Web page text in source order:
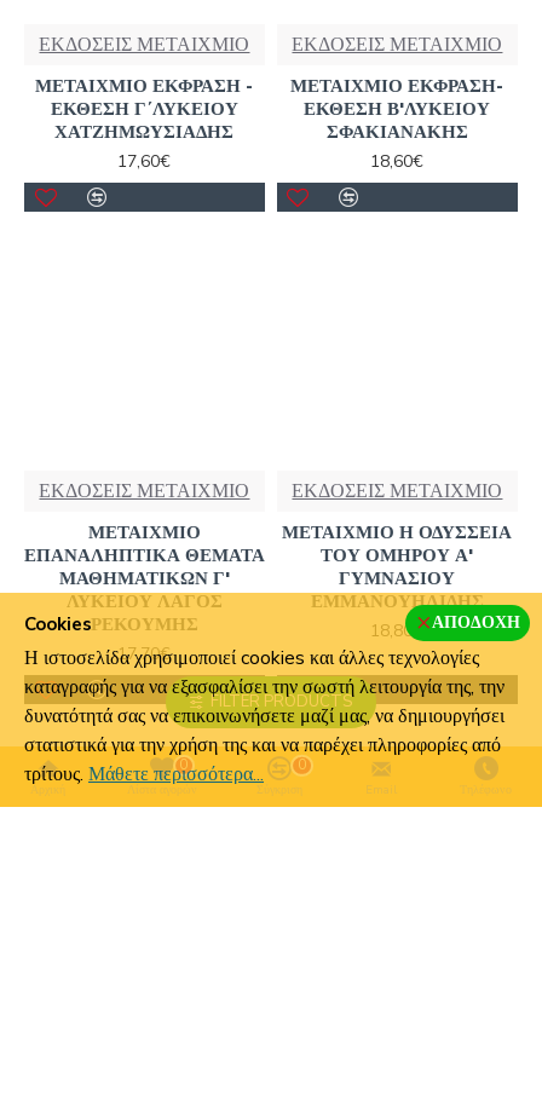
ΕΚΔΟΣΕΙΣ ΜΕΤΑΙΧΜΙΟ
ΜΕΤΑΙΧΜΙΟ ΕΚΦΡΑΣΗ -
ΕΚΘΕΣΗ Γ΄ΛΥΚΕΙΟΥ
ΧΑΤΖΗΜΩΥΣΙΑΔΗΣ
17,60€
ΕΚΔΟΣΕΙΣ ΜΕΤΑΙΧΜΙΟ
ΜΕΤΑΙΧΜΙΟ ΕΚΦΡΑΣΗ-
ΕΚΘΕΣΗ Β'ΛΥΚΕΙΟΥ
ΣΦΑΚΙΑΝΑΚΗΣ
18,60€
ΕΚΔΟΣΕΙΣ ΜΕΤΑΙΧΜΙΟ
ΜΕΤΑΙΧΜΙΟ
ΕΠΑΝΑΛΗΠΤΙΚΑ ΘΕΜΑΤΑ
ΜΑΘΗΜΑΤΙΚΩΝ Γ'
ΛΥΚΕΙΟΥ ΛΑΓΟΣ
ΡΕΚΟΥΜΗΣ
17,70€
ΕΚΔΟΣΕΙΣ ΜΕΤΑΙΧΜΙΟ
ΜΕΤΑΙΧΜΙΟ Η ΟΔΥΣΣΕΙΑ
ΤΟΥ ΟΜΗΡΟΥ Α'
ΓΥΜΝΑΣΙΟΥ
ΕΜΜΑΝΟΥΗΛΙΔΗΣ
18,80€
Αρχική Λίστα αγορών
0 0
Email
ΑΠΟΔΟΧΉ
Cookies
Η ιστοσελίδα χρησιμοποιεί cookies και άλλες τεχνολογίες
καταγραφής για να εξασφαλίσει την σωστή λειτουργία της, την
δυνατότητά σας να επικοινωνήσετε μαζί μας, να δημιουργήσει
στατιστικά για την χρήση της και να παρέχει πληροφορίες από
τρίτους. Μάθετε περισσότερα...
FILTER PRODUCTS